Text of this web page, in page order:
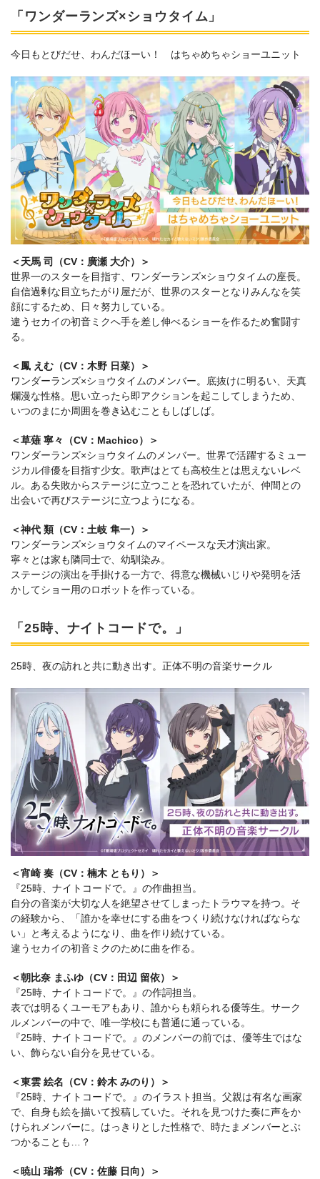
「ワンダーランズ×ショウタイム」
今日もとびだせ、わんだほーい！ はちゃめちゃショーユニット
＜天馬 司（CV：廣瀬 大介）＞
世界一のスターを目指す、ワンダーランズ×ショウタイムの座長。
自信過剰な目立ちたがり屋だが、世界のスターとなりみんなを笑
顔にするため、日々努力している。
違うセカイの初音ミクへ手を差し伸べるショーを作るため奮闘す
る。
＜鳳 えむ（CV：木野 日菜）＞
ワンダーランズ×ショウタイムのメンバー。底抜けに明るい、天真
爛漫な性格。思い立ったら即アクションを起こしてしまうため、
いつのまにか周囲を巻き込むこともしばしば。
＜草薙 寧々（CV：Machico）＞
ワンダーランズ×ショウタイムのメンバー。世界で活躍するミュー
ジカル俳優を目指す少女。歌声はとても高校生とは思えないレベ
ル。ある失敗からステージに立つことを恐れていたが、仲間との
出会いで再びステージに立つようになる。
＜神代 類（CV：土岐 隼一）＞
ワンダーランズ×ショウタイムのマイペースな天才演出家。
寧々とは家も隣同士で、幼馴染み。
ステージの演出を手掛ける一方で、得意な機械いじりや発明を活
かしてショー用のロボットを作っている。
「25時、ナイトコードで。」
25時、夜の訪れと共に動き出す。正体不明の音楽サークル
＜宵崎 奏（CV：楠木 ともり）＞
『25時、ナイトコードで。』の作曲担当。
自分の音楽が大切な人を絶望させてしまったトラウマを持つ。そ
の経験から、「誰かを幸せにする曲をつくり続けなければならな
い」と考えるようになり、曲を作り続けている。
違うセカイの初音ミクのために曲を作る。
＜朝比奈 まふゆ（CV：田辺 留依）＞
『25時、ナイトコードで。』の作詞担当。
表では明るくユーモアもあり、誰からも頼られる優等生。サーク
ルメンバーの中で、唯一学校にも普通に通っている。
『25時、ナイトコードで。』のメンバーの前では、優等生ではな
い、飾らない自分を見せている。
＜東雲 絵名（CV：鈴木 みのり）＞
『25時、ナイトコードで。』のイラスト担当。父親は有名な画家
で、自身も絵を描いて投稿していた。それを見つけた奏に声をか
けられメンバーに。はっきりとした性格で、時たまメンバーとぶ
つかることも…？
＜暁山 瑞希（CV：佐藤 日向）＞